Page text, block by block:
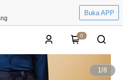
Buka APP
0
1/8